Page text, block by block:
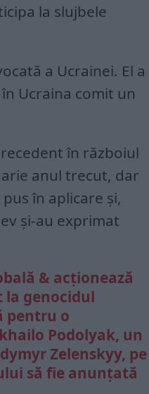
la slujbele
a Ucrainei. El a
Ucraina comit un
în războiul
anul trecut, dar
în aplicare și,
și-au exprimat
& acționează
la genocidul
pentru o
Podolyak, un
Zelenskyy, pe
să fie anunțată